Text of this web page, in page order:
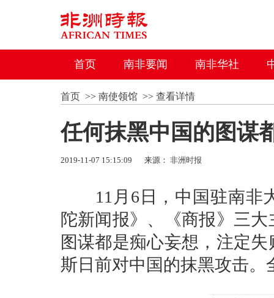
首页 南非要闻 南非华社
首页>> 南使领馆>> 查看详情
任何抹黑中国的图谋
2019-11-07 15:15:09 来源： 非洲时报
11月6日，中国驻南非
陀新闻报》、《商报》三
图谋都是痴心妄想，注定
斯日前对中国的抹黑攻击。